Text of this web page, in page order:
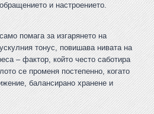
и настроението.
помага за изгарянето на
тонус, повишава нивата на
– фактор, който често саботира
се променя постепенно, когато
балансирано хранене и